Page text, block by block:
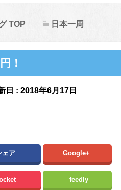
TOP 日本一周
！
日 : 2018年6月17日
ェア Google+
feedly